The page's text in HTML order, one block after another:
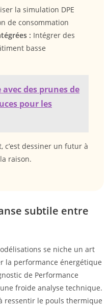
la simulation DPE
de consommation
: Intégrer des
basse
des prunes de
pour les
c’est dessiner un futur à
raison.
subtile entre
se niche un art
la performance énergétique
de Performance
froide analyse technique.
ressentir le pouls thermique